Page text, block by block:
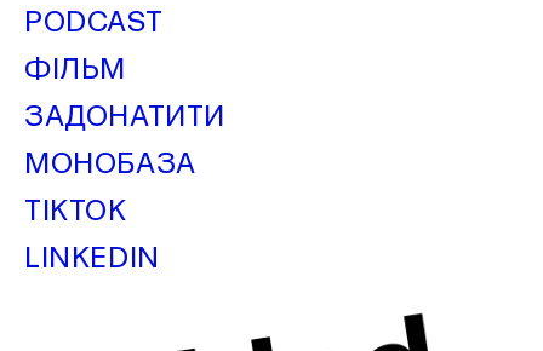
PODCAST
ФІЛЬМ
ЗАДОНАТИТИ
МОНОБАЗА
TIKTOK
LINKEDIN